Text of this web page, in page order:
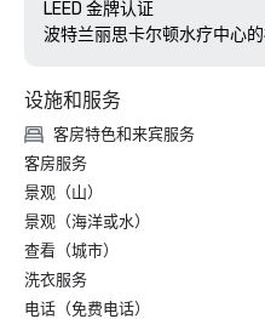
LEED 金牌认证
设施和服务
客房特色和来宾服务
客房服务
景观（山）
景观（海洋或水）
查看（城市）
洗衣服务
电话（免费电话）